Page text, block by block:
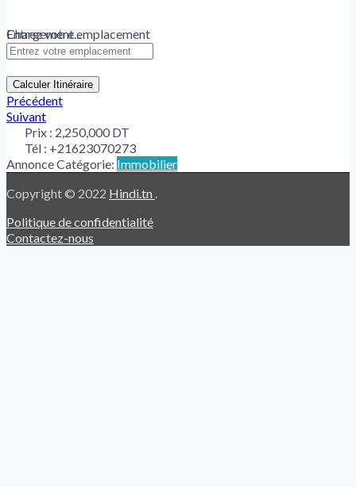
Chargement...
Entrez votre emplacement
Calculer Itinéraire
Précédent
Suivant
Prix : 2,250,000 DT
Tél : +21623070273
Annonce Catégorie: Immobilier
Copyright © 2022 Hindi.tn .
Politique de confidentialité
Contactez-nous